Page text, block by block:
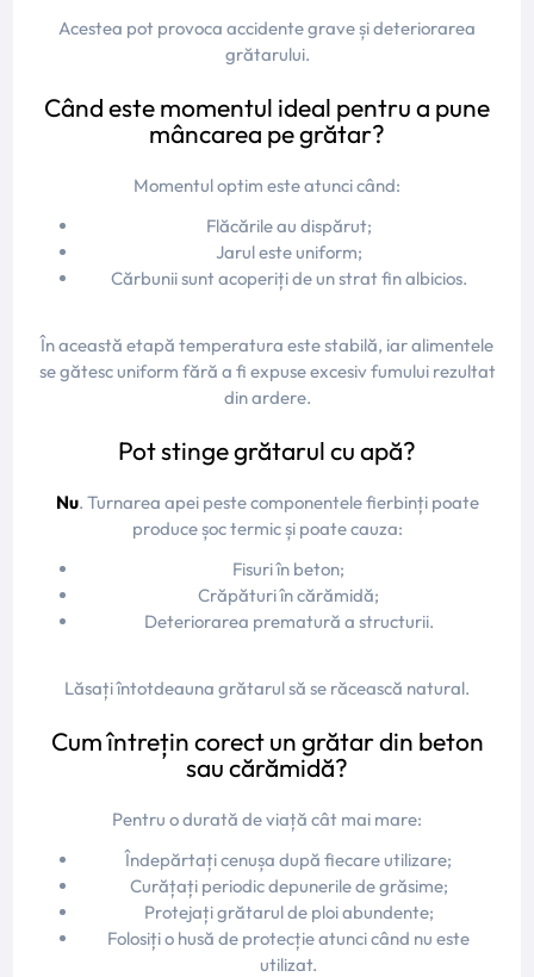
Acestea pot provoca accidente grave și deteriorarea
grătarului.
Când este momentul ideal pentru a pune
mâncarea pe grătar?
Momentul optim este atunci când:
Flăcările au dispărut;
Jarul este uniform;
Cărbunii sunt acoperiți de un strat fin albicios.
În această etapă temperatura este stabilă, iar alimentele
se gătesc uniform fără a fi expuse excesiv fumului rezultat
din ardere.
Pot stinge grătarul cu apă?
Nu. Turnarea apei peste componentele fierbinți poate
produce șoc termic și poate cauza:
Fisuri în beton;
Crăpături în cărămidă;
Deteriorarea prematură a structurii.
Lăsați întotdeauna grătarul să se răcească natural.
Cum întrețin corect un grătar din beton
sau cărămidă?
Pentru o durată de viață cât mai mare:
Îndepărtați cenușa după fiecare utilizare;
Curățați periodic depunerile de grăsime;
Protejați grătarul de ploi abundente;
Folosiți o husă de protecție atunci când nu este
utilizat.